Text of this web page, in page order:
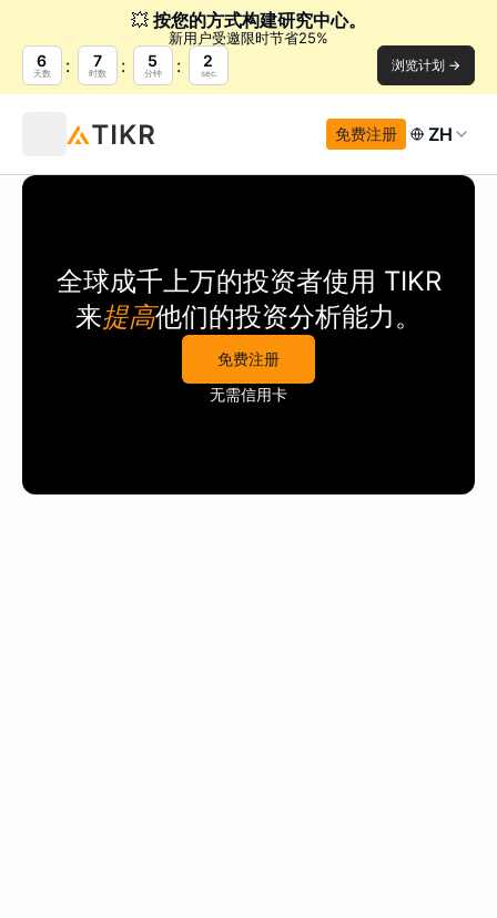
💥 按您的方式构建研究中心。
新用户受邀限时节省25%
6
天数
7
时数
5
分钟
2
sec. 浏览计划 →
免费注册 ZH
全球成千上万的投资者使用 TIKR
来提高他们的投资分析能力。
免费注册
无需信用卡